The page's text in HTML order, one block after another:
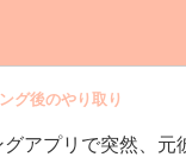
グ後のやり取り
グアプリで突然、